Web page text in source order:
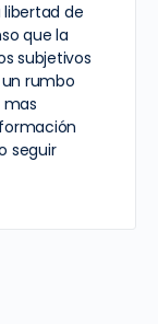
de
que la
subjetivos
rumbo
seguir